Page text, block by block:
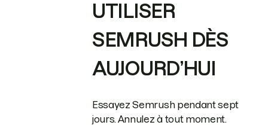
UTILISER
SEMRUSH DÈS
AUJOURD’HUI
Essayez Semrush pendant sept
jours. Annulez à tout moment.